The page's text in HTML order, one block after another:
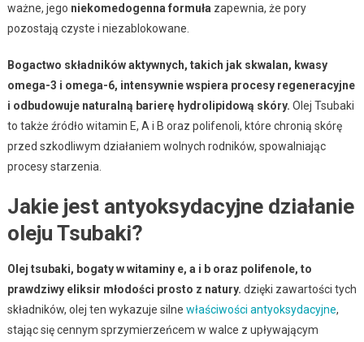
ważne, jego niekomedogenna formuła zapewnia, że pory
pozostają czyste i niezablokowane.
Bogactwo składników aktywnych, takich jak skwalan, kwasy
omega-3 i omega-6, intensywnie wspiera procesy regeneracyjne
i odbudowuje naturalną barierę hydrolipidową skóry. Olej Tsubaki
to także źródło witamin E, A i B oraz polifenoli, które chronią skórę
przed szkodliwym działaniem wolnych rodników, spowalniając
procesy starzenia.
Jakie jest antyoksydacyjne działanie
oleju Tsubaki?
Olej tsubaki, bogaty w witaminy e, a i b oraz polifenole, to
prawdziwy eliksir młodości prosto z natury. dzięki zawartości tych
składników, olej ten wykazuje silne właściwości antyoksydacyjne,
stając się cennym sprzymierzeńcem w walce z upływającym